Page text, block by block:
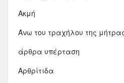
Ακμή
Άνω του τραχήλου της
άρθρα υπέρταση
Αρθρίτιδα